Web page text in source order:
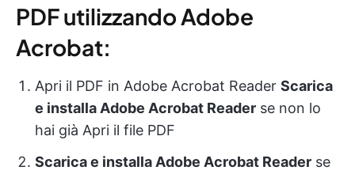
PDF utilizzando Adobe
Acrobat:
Apri il PDF in Adobe Acrobat Reader Scarica
e installa Adobe Acrobat Reader se non lo
hai già Apri il file PDF
Scarica e installa Adobe Acrobat Reader se